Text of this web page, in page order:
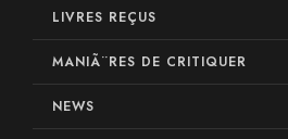
LIVRES REÇUS
MANIÃ¨RES DE CRITIQUER
NEWS